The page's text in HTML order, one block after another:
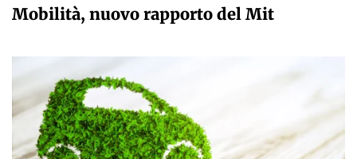
Mobilità, nuovo rapporto del Mit